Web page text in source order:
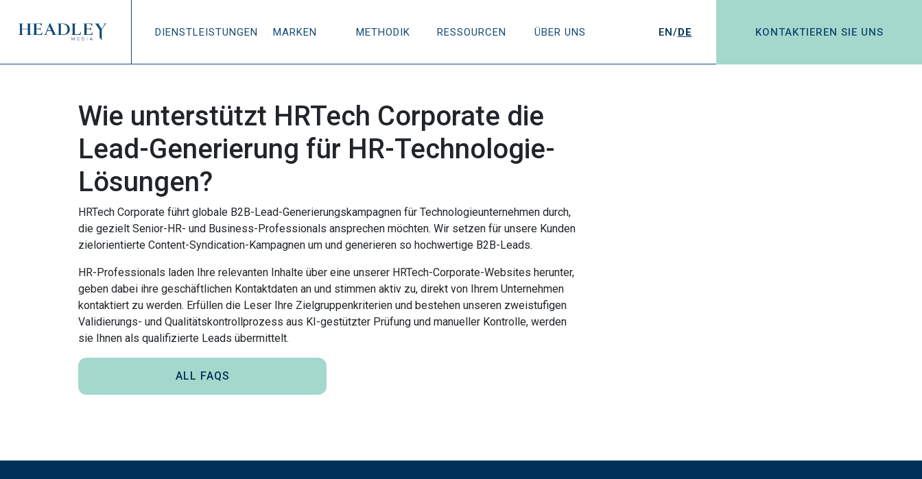
DIENSTLEISTUNGEN MARKEN METHODIK RESSOURCEN ÜBER UNS EN/DE KONTAKTIEREN SIE UNS
Wie unterstützt HRTech Corporate die
Lead-Generierung für HR-Technologie-
Lösungen?
HRTech Corporate führt globale B2B-Lead-Generierungskampagnen für Technologieunternehmen durch,
die gezielt Senior-HR- und Business-Professionals ansprechen möchten. Wir setzen für unsere Kunden
zielorientierte Content-Syndication-Kampagnen um und generieren so hochwertige B2B-Leads.
HR-Professionals laden Ihre relevanten Inhalte über eine unserer HRTech-Corporate-Websites herunter,
geben dabei ihre geschäftlichen Kontaktdaten an und stimmen aktiv zu, direkt von Ihrem Unternehmen
kontaktiert zu werden. Erfüllen die Leser Ihre Zielgruppenkriterien und bestehen unseren zweistufigen
Validierungs- und Qualitätskontrollprozess aus KI-gestützter Prüfung und manueller Kontrolle, werden
sie Ihnen als qualifizierte Leads übermittelt.
ALL FAQS